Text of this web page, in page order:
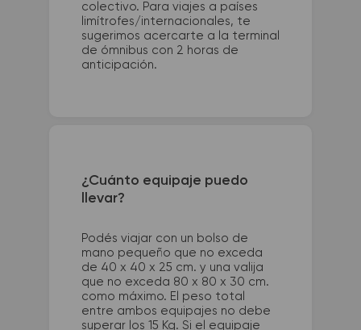
colectivo. Para viajes a países
limítrofes/internacionales, te
sugerimos acercarte a la terminal
de ómnibus con 2 horas de
anticipación.
¿Cuánto equipaje puedo
llevar?
Podés viajar con un bolso de
mano pequeño que no exceda
de 40 x 40 x 25 cm. y una valija
que no exceda 80 x 80 x 30 cm.
como máximo. El peso total
entre ambos equipajes no debe
superar los 15 Kg. Si el equipaje